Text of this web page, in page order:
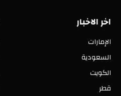
اخر الاخبار
الإمارات
السعودية
الكويت
قطر